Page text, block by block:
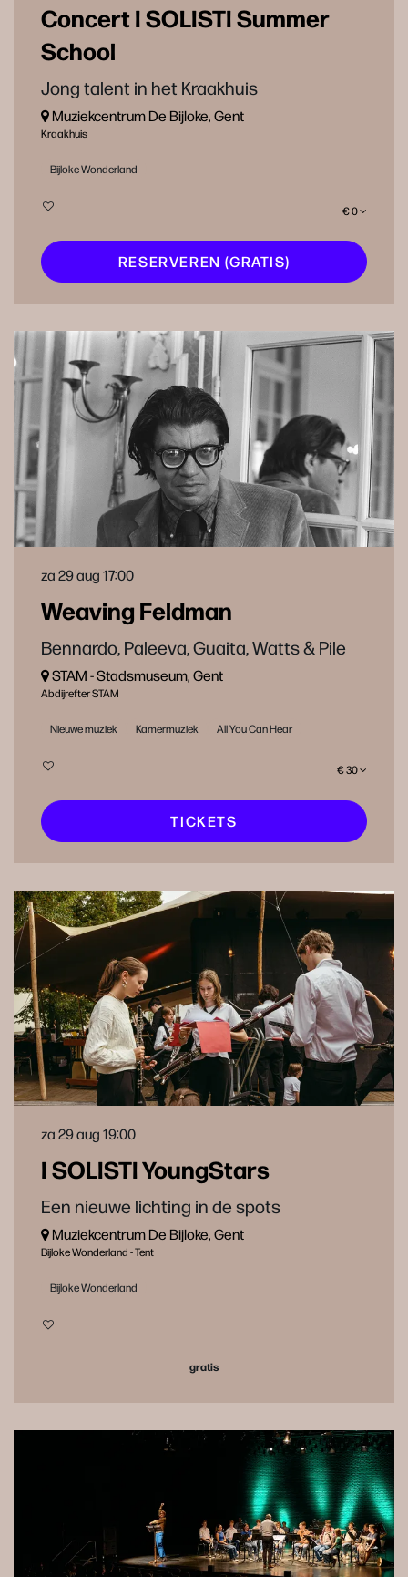
Concert I SOLISTI Summer
School
Jong talent in het Kraakhuis
Muziekcentrum De Bijloke, Gent
Kraakhuis
Bijloke Wonderland
€ 0
RESERVEREN (GRATIS)
Weaving Feldman
Bennardo, Paleeva, Guaita, Watts & Pile
za 29 aug17:00
STAM - Stads­mu­se­um, Gent
Abdijrefter STAM
Nieuwe muziek Kamermuziek All You Can Hear
€ 30
TICKETS
I SOLISTI YoungStars
Een nieuwe lichting in de spots
za 29 aug19:00
Muziekcentrum De Bijloke, Gent
Bijloke Wonderland - Tent
Bijloke Wonderland
gratis